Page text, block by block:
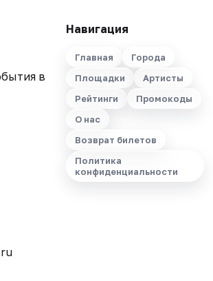
в
Навигация
Главная
Города
Площадки
Артисты
Рейтинги
Промокоды
О нас
Возврат билетов
Политика
конфиденциальности